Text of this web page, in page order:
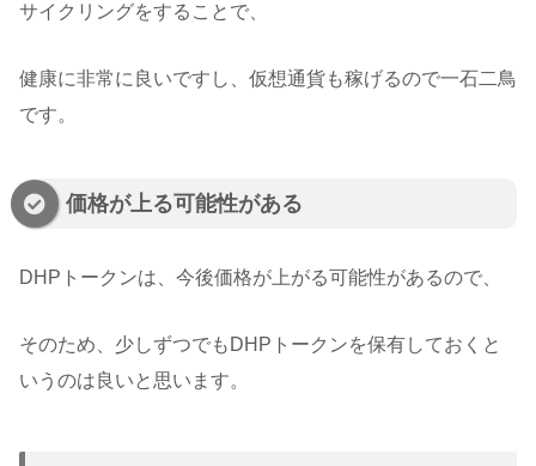
サイクリングをすることで、
健康に非常に良いですし、仮想通貨も稼げるので一石二鳥
です。
価格が上る可能性がある
DHPトークンは、今後価格が上がる可能性があるので、
そのため、少しずつでもDHPトークンを保有しておくと
いうのは良いと思います。